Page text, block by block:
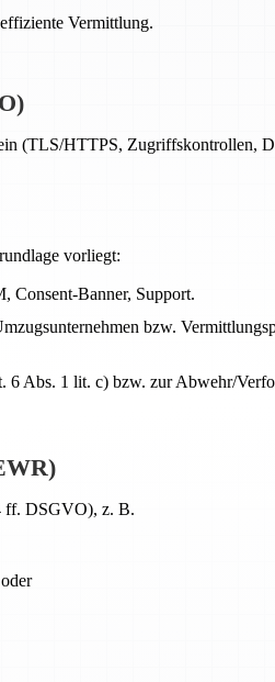
Vermittlung.
(TLS/HTTPS,
vorliegt:
Banner, Support.
bzw.
6 Abs. 1 lit. c) bzw. zur Abwehr/
ff. DSGVO), z. B.